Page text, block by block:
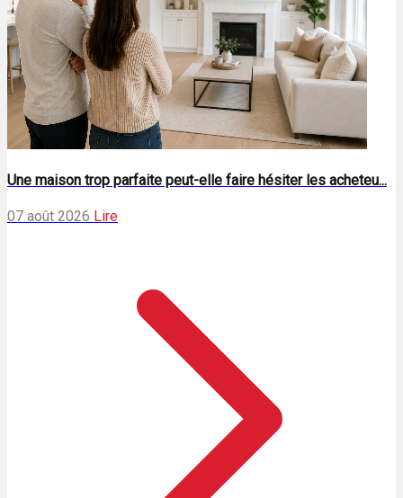
Une maison trop parfaite peut-elle faire hésiter les acheteu...
07 août 2026 Lire